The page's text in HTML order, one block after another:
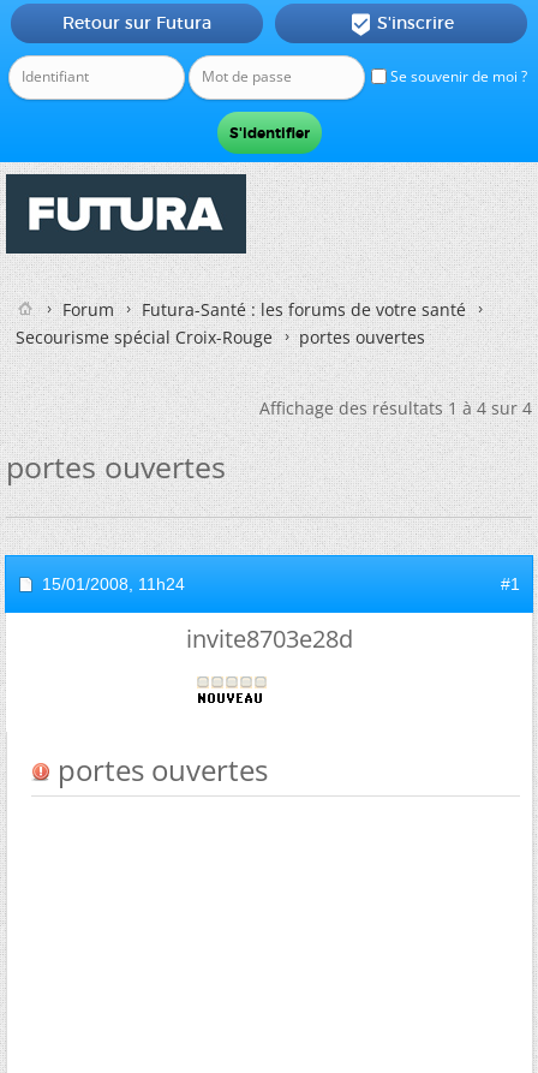
Se souvenir de moi ?
Retour sur Futura  S'inscrire
Forum
Futura-Santé : les forums de votre santé
Secourisme spécial Croix-Rouge
portes ouvertes
Affichage des résultats 1 à 4 sur 4
portes ouvertes
15/01/2008, 11h24 #1
invite8703e28d
portes ouvertes